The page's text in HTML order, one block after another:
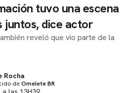
tuvo una escena
juntos, dice actor
reveló que vio parte de la
Rocha
deOmelete BR